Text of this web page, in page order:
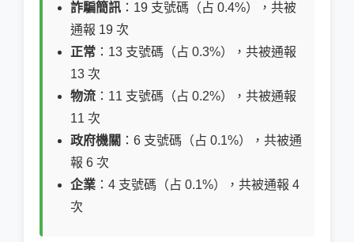
詐騙簡訊 ：19 支號碼（占 0.4%），共被
通報 19 次
正常 ：13 支號碼（占 0.3%），共被通報
13 次
物流 ：11 支號碼（占 0.2%），共被通報
11 次
政府機關 ：6 支號碼（占 0.1%），共被通
報 6 次
企業 ：4 支號碼（占 0.1%），共被通報 4
次